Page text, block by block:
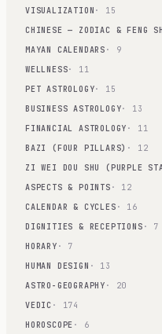
VISUALIZATION · 15
CHINESE — ZODIAC & FENG
MAYAN CALENDARS · 9
WELLNESS· 11
PET ASTROLOGY· 15
BUSINESS ASTROLOGY· 13
FINANCIAL ASTROLOGY · 11
BAZI (FOUR PILLARS) · 12
ZI WEI DOU SHU (PURPLE
ASPECTS & POINTS · 12
CALENDAR & CYCLES · 16
DIGNITIES & RECEPTIONS · 7
HORARY · 7
HUMAN DESIGN · 13
ASTRO-GEOGRAPHY · 20
VEDIC · 174
HOROSCOPE · 6